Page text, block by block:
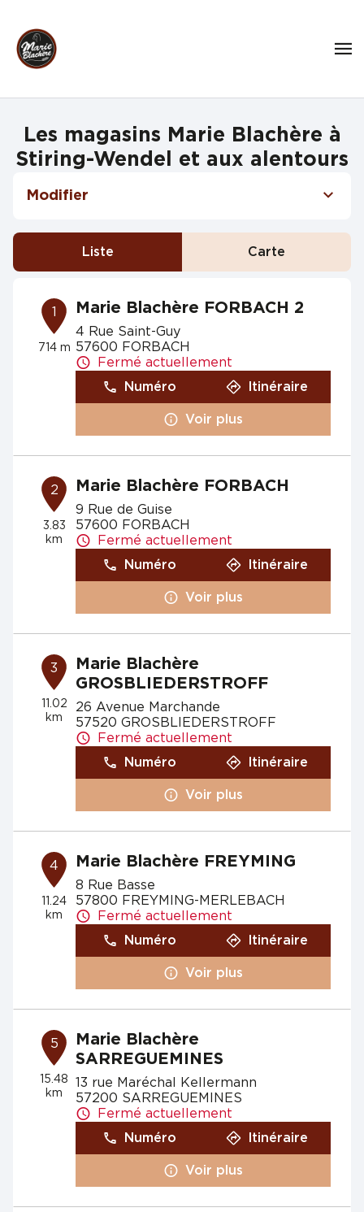
Les magasins Marie Blachère à
Stiring-Wendel et aux alentours
Modifier
Liste Carte
1
714 m
Marie Blachère FORBACH 2
4 Rue Saint-Guy
57600 FORBACH
Fermé actuellement
Numéro
Itinéraire
Voir plus
2
3.83
km
Marie Blachère FORBACH
9 Rue de Guise
57600 FORBACH
Fermé actuellement
Numéro
Itinéraire
Voir plus
3
11.02
km
Marie Blachère
GROSBLIEDERSTROFF
26 Avenue Marchande
57520 GROSBLIEDERSTROFF
Fermé actuellement
Numéro
Itinéraire
Voir plus
4
11.24
km
Marie Blachère FREYMING
8 Rue Basse
57800 FREYMING-MERLEBACH
Fermé actuellement
Numéro
Itinéraire
Voir plus
5
15.48
km
Marie Blachère
SARREGUEMINES
13 rue Maréchal Kellermann
57200 SARREGUEMINES
Fermé actuellement
Numéro
Itinéraire
Voir plus